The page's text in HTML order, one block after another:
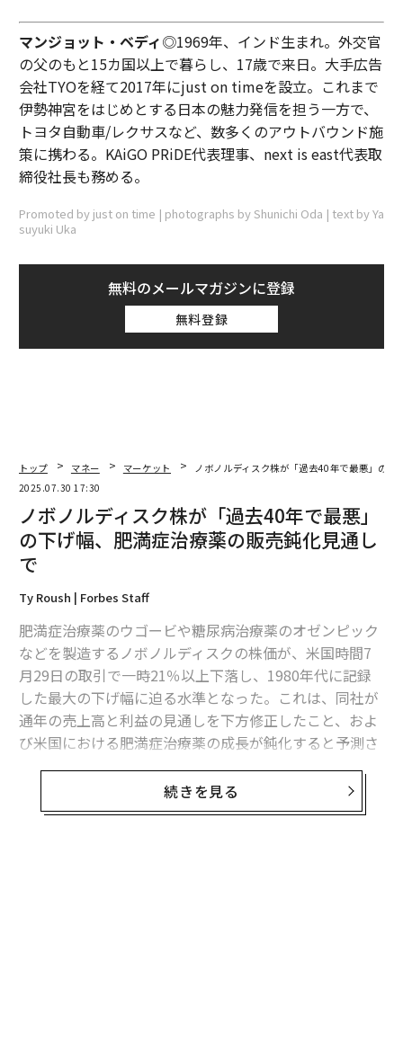
マンジョット・ベディ◎1969年、インド生まれ。外交官
の父のもと15カ国以上で暮らし、17歳で来日。大手広告
会社TYOを経て2017年にjust on timeを設立。これまで
伊勢神宮をはじめとする日本の魅力発信を担う一方で、
トヨタ自動車/レクサスなど、数多くのアウトバウンド施
策に携わる。KAiGO PRiDE代表理事、next is east代表取
締役社長も務める。
Promoted by just on time | photographs by Shunichi Oda | text by Ya
suyuki Uka
無料のメールマガジンに登録
無料登録
トップ マネー マーケット
ノボノルディスク株が「過去40年で最悪」の
2025.07.30 17:30
ノボノルディスク株が「過去40年で最悪」
の下げ幅、肥満症治療薬の販売鈍化見通し
で
Ty Roush | Forbes Staff
肥満症治療薬のウゴービや糖尿病治療薬のオゼンピック
などを製造するノボノルディスクの株価が、米国時間7
月29日の取引で一時21％以上下落し、1980年代に記録
した最大の下げ幅に迫る水準となった。これは、同社が
通年の売上高と利益の見通しを下方修正したこと、およ
び米国における肥満症治療薬の成長が鈍化すると予測さ
ノボノルディスクの株価は米国東部時間午前10時50分時
続きを見る